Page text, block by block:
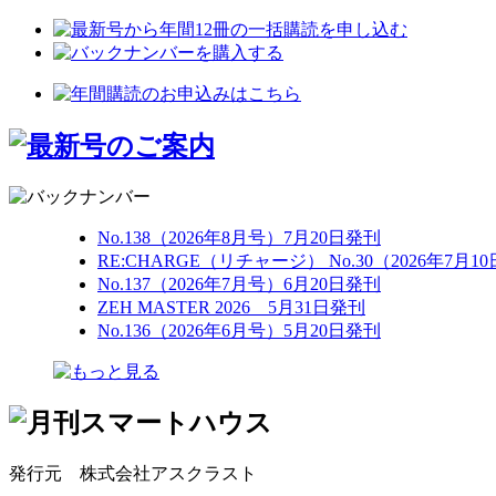
No.138（2026年8月号）7月20日発刊
RE:CHARGE（リチャージ） No.30（2026年7月10
No.137（2026年7月号）6月20日発刊
ZEH MASTER 2026 5月31日発刊
No.136（2026年6月号）5月20日発刊
発行元 株式会社アスクラスト